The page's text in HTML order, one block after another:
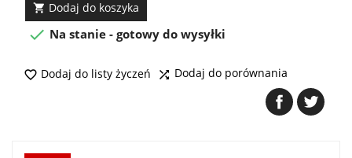
 Dodaj do koszyka
 Na stanie - gotowy do wysyłki
 Dodaj do listy życzeń  Dodaj do porównania